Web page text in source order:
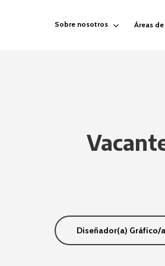
Sobre nosotros Áreas
Diseñador(a) Gráfico/